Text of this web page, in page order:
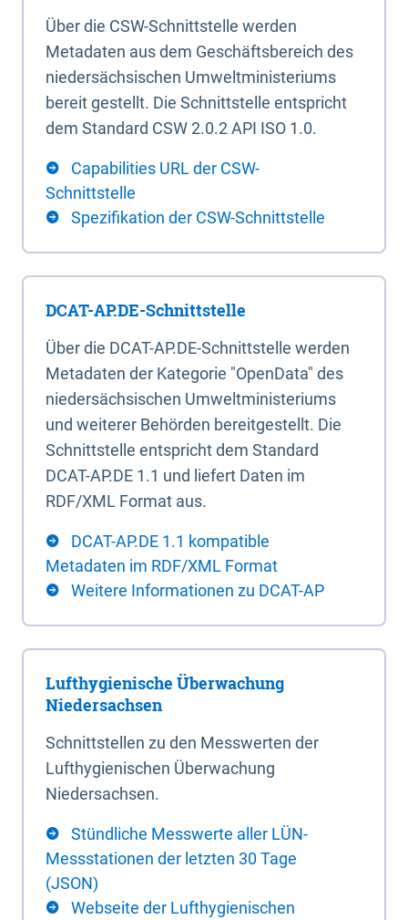
Über die CSW-Schnittstelle werden
Metadaten aus dem Geschäftsbereich des
niedersächsischen Umweltministeriums
bereit gestellt. Die Schnittstelle entspricht
dem Standard CSW 2.0.2 API ISO 1.0.
Capabilities URL der CSW-
Schnittstelle
Spezifikation der CSW-Schnittstelle
DCAT-AP.DE-Schnittstelle
Über die DCAT-AP.DE-Schnittstelle werden
Metadaten der Kategorie "OpenData" des
niedersächsischen Umweltministeriums
und weiterer Behörden bereitgestellt. Die
Schnittstelle entspricht dem Standard
DCAT-AP.DE 1.1 und liefert Daten im
RDF/XML Format aus.
DCAT-AP.DE 1.1 kompatible
Metadaten im RDF/XML Format
Weitere Informationen zu DCAT-AP
Lufthygienische Überwachung
Niedersachsen
Schnittstellen zu den Messwerten der
Lufthygienischen Überwachung
Niedersachsen.
Stündliche Messwerte aller LÜN-
Messstationen der letzten 30 Tage
(JSON)
Webseite der Lufthygienischen